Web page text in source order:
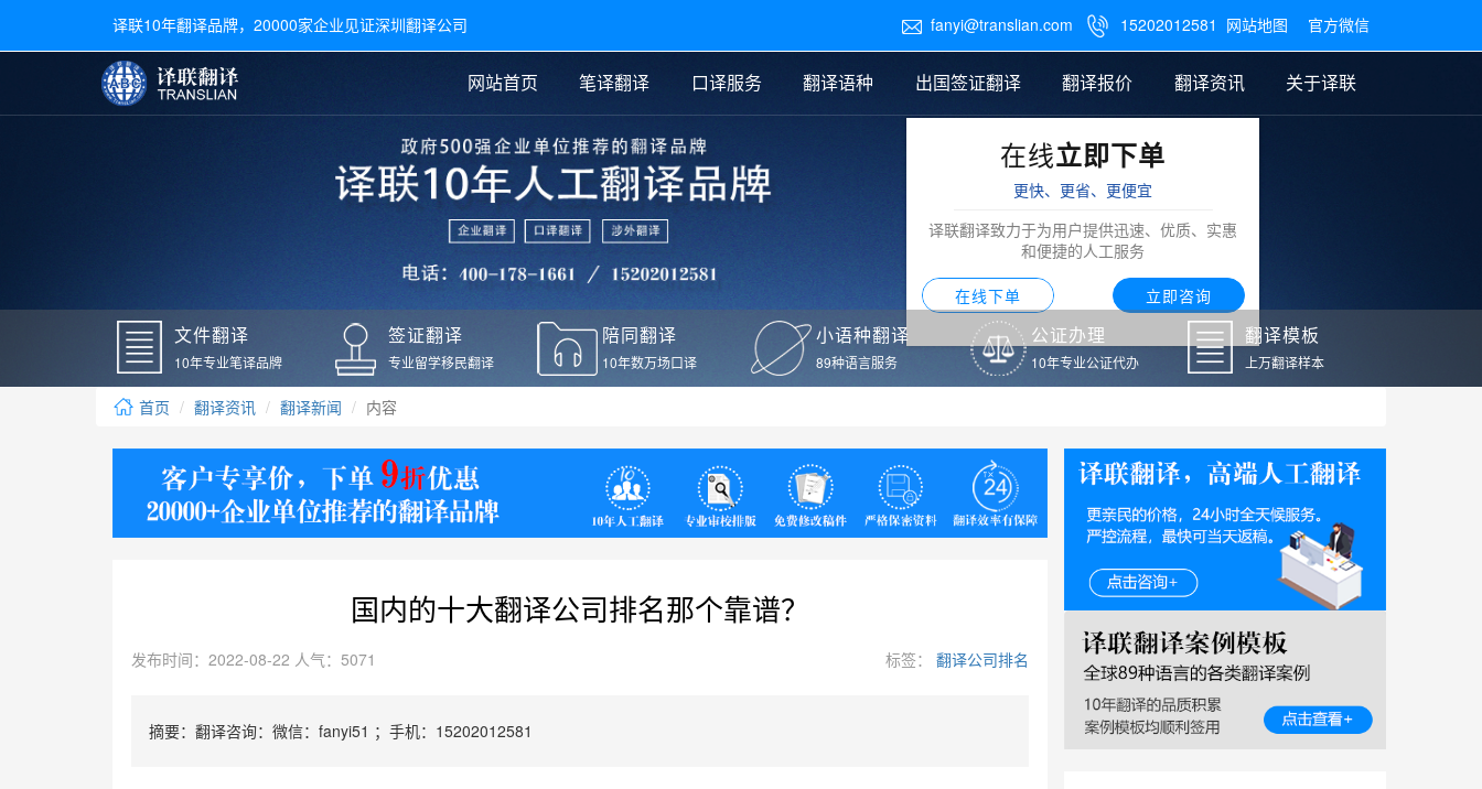
译联10年翻译品牌，20000家企业见证深圳翻译公司  fanyi@translian.com  15202012581 网站地图 官方微信
网站首页 笔译翻译
文件翻译 医学翻译 法律翻译 说明书翻译 图纸翻译
口译服务
广交会翻译 交替传译 同声传译
翻译语种
常用语种翻译
日语翻译
德语翻译
老挝语翻译 泰语翻译
葡萄牙语翻译
出国签证翻译
毕业证翻译
户口本翻译
学位证翻译
身份证翻译
签证材料翻译
银行流水翻译
驾照翻译
疫苗本翻译
新冠疫苗接种证明翻译
核酸检测报告英文版翻
译
翻译报价
笔译翻译报价
证件翻译报价
翻译资讯
公证样本
签证翻译
口译新闻
翻译新闻
关于译联
在线立即下单
更快、更省、更便宜
译联翻译致力于为用户提供迅速、优质、实惠
和便捷的人工服务
在线下单 立即咨询
文件翻译
10年专业笔译品牌
签证翻译
专业留学移民翻译
陪同翻译
10年数万场口译
小语种翻译
89种语言服务
公证办理
10年专业公证代办
翻译模板
上万翻译样本
首页 翻译资讯 翻译新闻 内容
国内的十大翻译公司排名那个靠谱？
发布时间：2022-08-22 人气：5071 标签： 翻译公司排名
摘要：翻译咨询：微信：fanyi51 ；手机：15202012581